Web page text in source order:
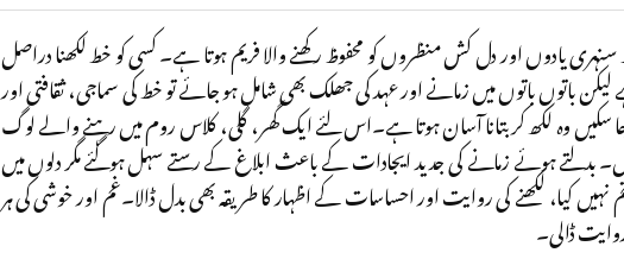
یادوں اور دل کش منظروں کو محفوظ رکھنے والا فریم ہوتا ہے۔ کسی کو خط لکھنا دراصل
باتوں باتوں میں زمانے اور عہد کی جھلک بھی شامل ہو جائے تو خط کی سماجی، ثقافتی اور
سکیں وہ لکھ کر بتانا آسان ہوتا ہے۔اس لئے ایک گھر، گلی، کلاس روم میں رہنے والے لوگ
بدلتے ہوئے زمانے کی جدید ایجادات کے باعث ابلاغ کے رستے سہل ہوگئے مگر دلوں میں
کیا، لکھنے کی روایت اور احساسات کے اظہار کا طریقہ بھی بدل ڈالا۔غم اور خوشی کی ہر
ڈالی۔